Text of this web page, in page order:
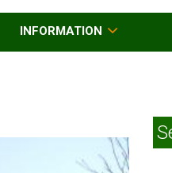
INFORMATION